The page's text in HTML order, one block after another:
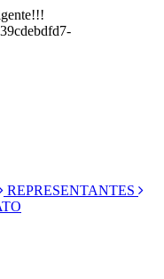
REPRESENTANTES